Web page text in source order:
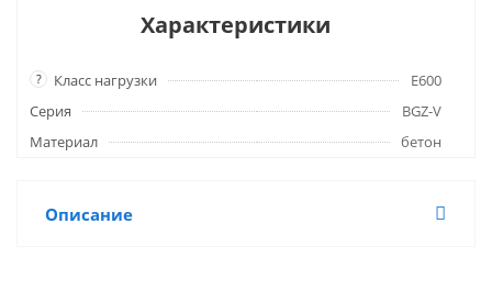
Характеристики
? Класс нагрузки
E600
Серия
BGZ-V
Материал
бетон
Описание